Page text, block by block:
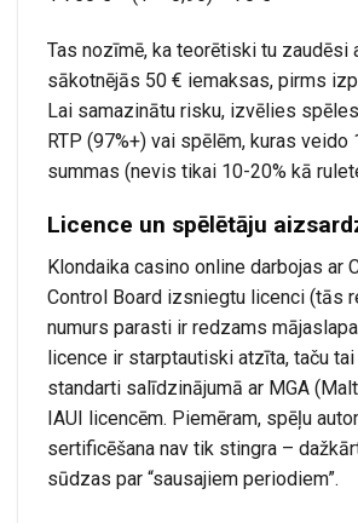
Tas nozīmē, ka teorētiski tu zaudēsi
sākotnējās 50 € iemaksas, pirms
Lai samazinātu risku, izvēlies
RTP (97%+) vai spēlēm, kuras veido
summas (nevis tikai 10-20% kā
Licence un spēlētāju
Klondaika casino online darbojas ar
Control Board izsniegtu licenci (tās
numurs parasti ir redzams
licence ir starptautiski atzīta, taču
standarti salīdzinājumā ar MGA
IAUI licencēm. Piemēram, spēļu
sertificēšana nav tik stingra –
sūdzas par “sausajiem periodiem”.